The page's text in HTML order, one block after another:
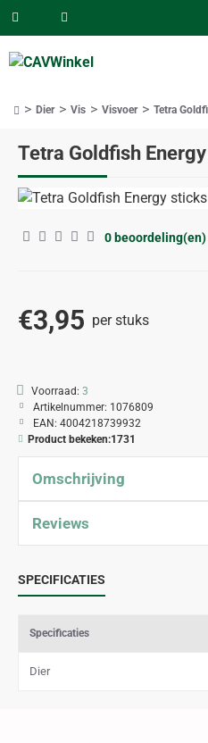
Tetra Goldfish
Dier Vis Visvoer Tetra
0 beoordeling(en)
€3,95 per stuks
Voorraad: 3
Artikelnummer: 1076809
EAN: 4004218739932
Product bekeken:1731
Omschrijving
Reviews
SPECIFICATIES
Specificaties
Dier